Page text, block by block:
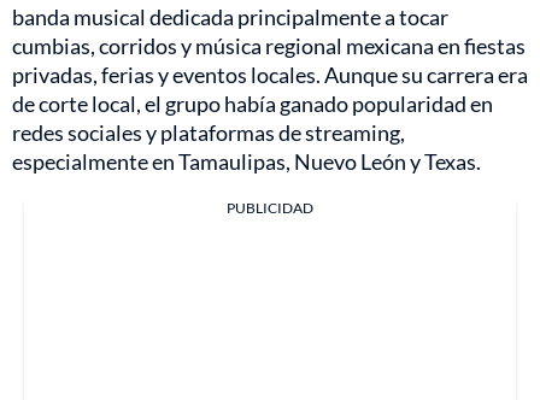
banda musical dedicada principalmente a tocar
cumbias, corridos y música regional mexicana en fiestas
privadas, ferias y eventos locales. Aunque su carrera era
de corte local, el grupo había ganado popularidad en
redes sociales y plataformas de streaming,
especialmente en Tamaulipas, Nuevo León y Texas.
PUBLICIDAD